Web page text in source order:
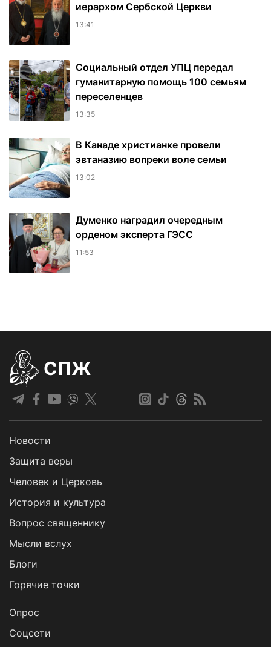
иерархом Сербской Церкви
13:41
Социальный отдел УПЦ передал
гуманитарную помощь 100 семьям
переселенцев
13:35
В Канаде христианке провели
эвтаназию вопреки воле семьи
13:02
Думенко наградил очередным
орденом эксперта ГЭСС
11:53
СПЖ
Новости
Защита веры
Человек и Церковь
История и культура
Вопрос священнику
Мысли вслух
Блоги
Горячие точки
Опрос
Cоцсети